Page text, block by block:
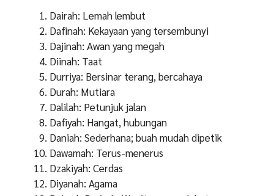
Dairah: Lemah lembut
Dafinah: Kekayaan yang tersembunyi
Dajinah: Awan yang megah
Diinah: Taat
Durriya: Bersinar terang, bercahaya
Durah: Mutiara
Dalilah: Petunjuk jalan
Dafiyah: Hangat, hubungan
Daniah: Sederhana; buah mudah dipetik
Dawamah: Terus-menerus
Dzakiyah: Cerdas
Diyanah: Agama